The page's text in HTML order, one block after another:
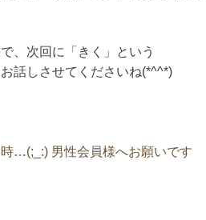
、次回に「きく」という
話しさせてくださいね(*^^*)
時…(;_:) 男性会員様へお願いです